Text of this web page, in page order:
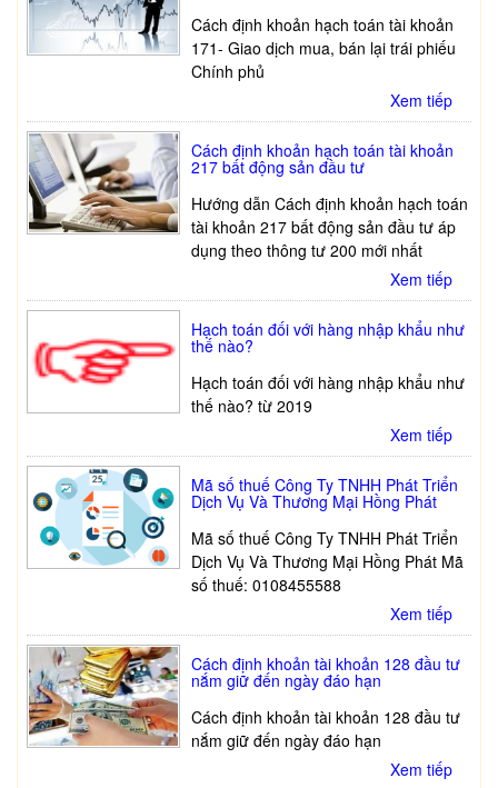
Cách định khoản hạch toán tài khoản
171- Giao dịch mua, bán lại trái phiếu
Chính phủ
Xem tiếp
Cách định khoản hạch toán tài khoản
217 bất động sản đầu tư
Hướng dẫn Cách định khoản hạch toán
tài khoản 217 bất động sản đầu tư áp
dụng theo thông tư 200 mới nhất
Xem tiếp
Hạch toán đối với hàng nhập khẩu như
thế nào?
Hạch toán đối với hàng nhập khẩu như
thế nào? từ 2019
Xem tiếp
Mã số thuế Công Ty TNHH Phát Triển
Dịch Vụ Và Thương Mại Hồng Phát
Mã số thuế Công Ty TNHH Phát Triển
Dịch Vụ Và Thương Mại Hồng Phát Mã
số thuế: 0108455588
Xem tiếp
Cách định khoản tài khoản 128 đầu tư
nắm giữ đến ngày đáo hạn
Cách định khoản tài khoản 128 đầu tư
nắm giữ đến ngày đáo hạn
Xem tiếp